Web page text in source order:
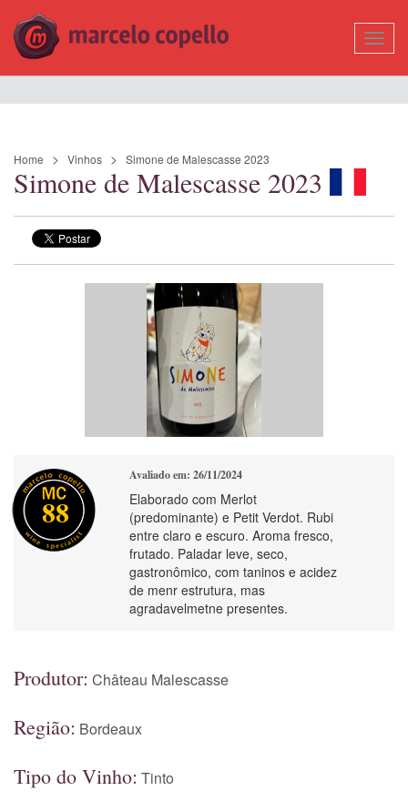
Home Vinhos Simone de Malescasse 2023
Simone de Malescasse 2023
88
Avaliado em: 26/11/2024
Elaborado com Merlot
(predominante) e Petit Verdot. Rubi
entre claro e escuro. Aroma fresco,
frutado. Paladar leve, seco,
gastronômico, com taninos e acidez
de menr estrutura, mas
agradavelmetne presentes.
Produtor: Château Malescasse
Região: Bordeaux
Tipo do Vinho: Tinto